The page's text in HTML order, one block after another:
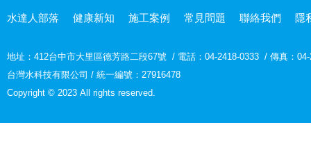
水達人部落 健康新知 施工案例 常見問題 聯絡我們 隱
地址： 412台中市大里區德芳路二段67號 / 電話：04-2418-0333 / 傳真：
台灣水科技有限公司 / 統一編號：27916478
Copyright © 2023 All rights reserved.